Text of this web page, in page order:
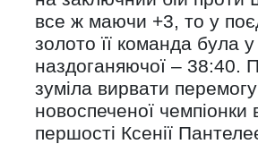
все ж маючи +3, то у
золото її команда була у
наздоганяючої – 38:40.
зуміла вирвати
новоспеченої чемпіонки
першості Ксенії